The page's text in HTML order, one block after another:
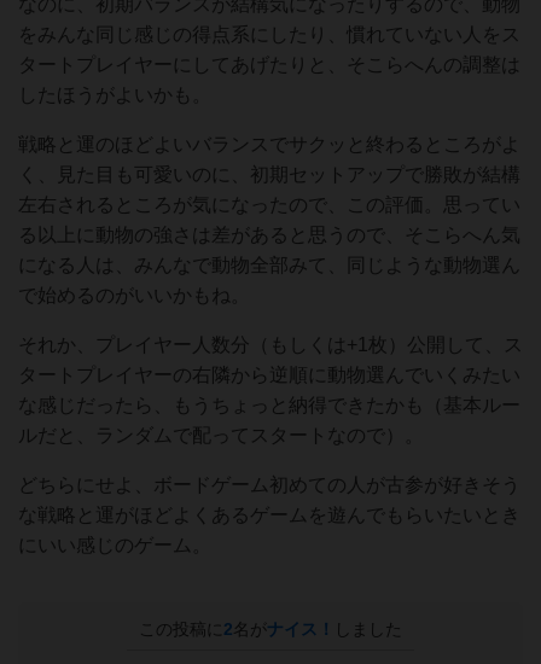
なのに、初期バランスが結構気になったりするので、動物
をみんな同じ感じの得点系にしたり、慣れていない人をス
タートプレイヤーにしてあげたりと、そこらへんの調整は
したほうがよいかも。
戦略と運のほどよいバランスでサクッと終わるところがよ
く、見た目も可愛いのに、初期セットアップで勝敗が結構
左右されるところが気になったので、この評価。思ってい
る以上に動物の強さは差があると思うので、そこらへん気
になる人は、みんなで動物全部みて、同じような動物選ん
で始めるのがいいかもね。
それか、プレイヤー人数分（もしくは+1枚）公開して、ス
タートプレイヤーの右隣から逆順に動物選んでいくみたい
な感じだったら、もうちょっと納得できたかも（基本ルー
ルだと、ランダムで配ってスタートなので）。
どちらにせよ、ボードゲーム初めての人が古参が好きそう
な戦略と運がほどよくあるゲームを遊んでもらいたいとき
にいい感じのゲーム。
この投稿に 2名がナイス！ しました